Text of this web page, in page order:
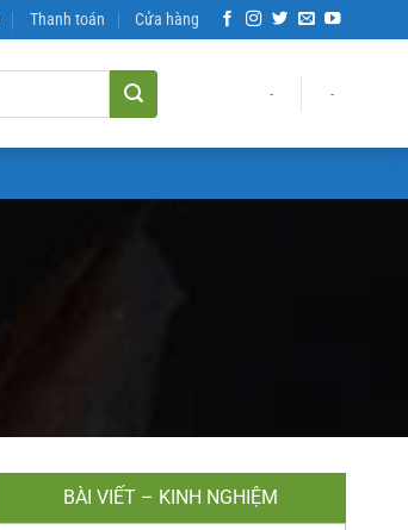
Thanh toán Cửa hàng
- -
BÀI VIẾT – KINH NGHIỆM